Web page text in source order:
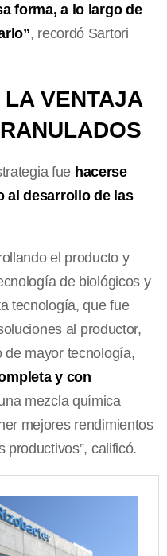
forma, a lo largo de
, recordó Sartori
VENTAJA
fue hacerse
al desarrollo de las
el producto y
de biológicos y
tecnología, que fue
al productor,
de mayor tecnología,
y con
mezcla química
mejores rendimientos
productivos”, calificó.